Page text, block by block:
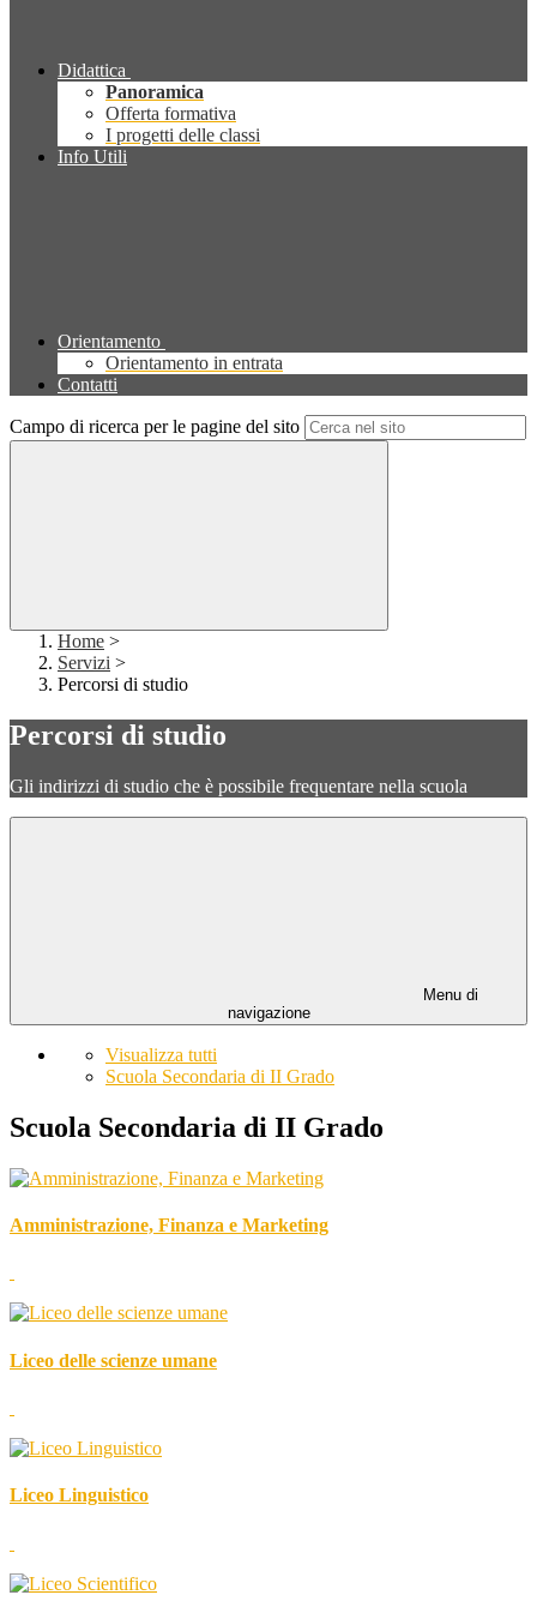
Didattica
Panoramica
Offerta formativa
I progetti delle classi
Info Utili
Orientamento
Orientamento in entrata
Contatti
Campo di ricerca per le pagine del sito
Home >
Servizi >
Percorsi di studio
Percorsi di studio
Gli indirizzi di studio che è possibile frequentare nella scuola
Menu di
navigazione
Visualizza tutti
Scuola Secondaria di II Grado
Scuola Secondaria di II Grado
Amministrazione, Finanza e Marketing
Liceo delle scienze umane
Liceo Linguistico